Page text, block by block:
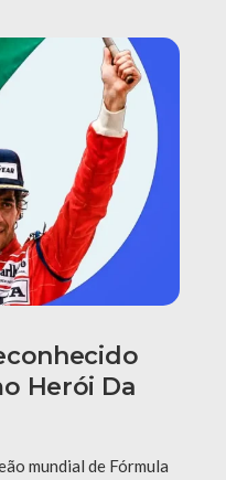
Herói Da
mundial de Fórmula